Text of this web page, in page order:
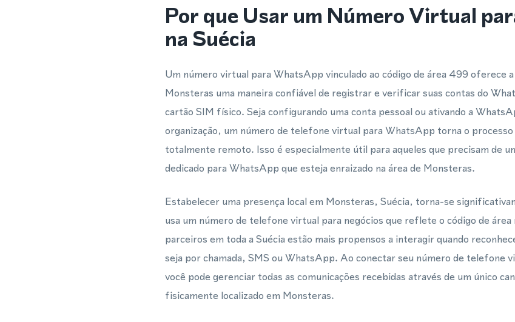
Por que Usar um Número Virtual
na Suécia
Um número virtual para WhatsApp vinculado ao código de área 499 oferece
Monsteras uma maneira confiável de registrar e verificar suas contas do
cartão SIM físico. Seja configurando uma conta pessoal ou ativando a
organização, um número de telefone virtual para WhatsApp torna o
totalmente remoto. Isso é especialmente útil para aqueles que precisam de
dedicado para WhatsApp que esteja enraizado na área de Monsteras.
Estabelecer uma presença local em Monsteras, Suécia, torna-se
usa um número de telefone virtual para negócios que reflete o código de
parceiros em toda a Suécia estão mais propensos a interagir quando
seja por chamada, SMS ou WhatsApp. Ao conectar seu número de telefone
você pode gerenciar todas as comunicações recebidas através de um único
fisicamente localizado em Monsteras.